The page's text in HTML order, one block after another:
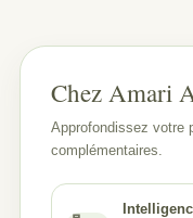
Chez Amari
Approfondissez votre
complémentaires.